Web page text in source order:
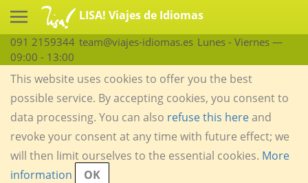
LISA! Viajes de Idiomas
091 2159344 team@viajes-idiomas.es Lunes - Viernes —
09:00 - 13:00
This website uses cookies to offer you the best
possible service. By accepting cookies, you consent to
data processing. You can also refuse this hereand
revoke your consent at any time with future effect; we
will then limit ourselves to the essential cookies. More
information
OK